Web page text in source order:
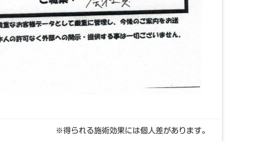
※得られる施術効果には個人差があります。